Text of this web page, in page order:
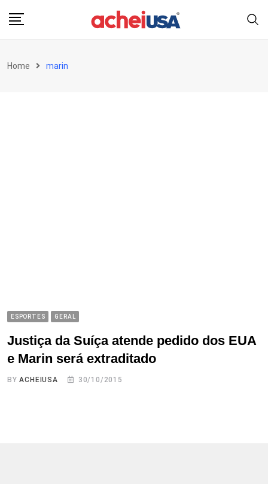
Home marin
ESPORTES GERAL
Justiça da Suíça atende pedido dos EUA
e Marin será extraditado
BYACHEIUSA 30/10/2015